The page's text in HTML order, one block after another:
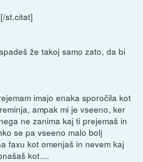
st.citat]
že takoj samo zato, da bi
imajo enaka sporočila kot
ampak mi je vseeno, ker
ne zanima kaj ti prejemaš in
se pa vseeno malo bolj
faxu kot omenjaš in nevem kaj
kot....